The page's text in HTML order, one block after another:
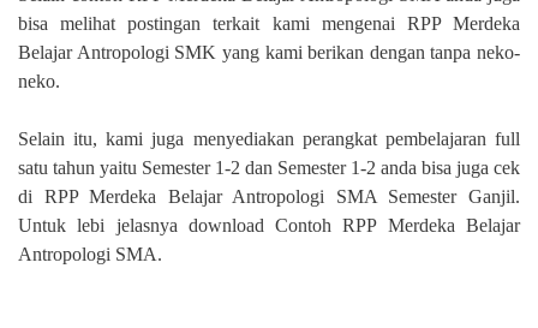
bisa melihat postingan terkait kami mengenai RPP Merdeka
Belajar Antropologi SMK yang kami berikan dengan tanpa neko-
neko.
Selain itu, kami juga menyediakan perangkat pembelajaran full
satu tahun yaitu Semester 1-2 dan Semester 1-2 anda bisa juga cek
di RPP Merdeka Belajar Antropologi SMA Semester Ganjil.
Untuk lebi jelasnya download Contoh RPP Merdeka Belajar
Antropologi SMA.